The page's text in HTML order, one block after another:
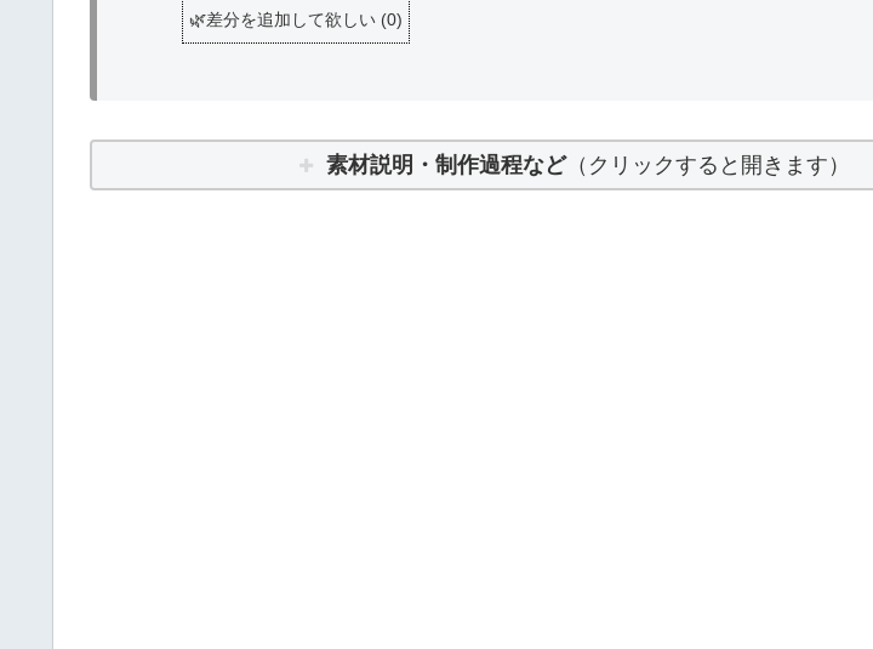
🌿差分を追加して欲しい (0)
素材説明・制作過程など（クリックすると開きます）